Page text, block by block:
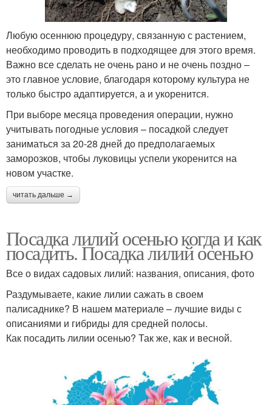
Любую осеннюю процедуру, связанную с растением,
необходимо проводить в подходящее для этого время.
Важно все сделать не очень рано и не очень поздно –
это главное условие, благодаря которому культура не
только быстро адаптируется, а и укоренится.
При выборе месяца проведения операции, нужно
учитывать погодные условия – посадкой следует
заниматься за 20-28 дней до предполагаемых
заморозков, чтобы луковицы успели укоренится на
новом участке.
читать дальше →
Посадка лилий осенью когда и как
посадить. Посадка лилий осенью
Все о видах садовых лилий: названия, описания, фото
Раздумываете, какие лилии сажать в своем
палисаднике? В нашем материале – лучшие виды с
описаниями и гибриды для средней полосы.
Как посадить лилии осенью? Так же, как и весной.